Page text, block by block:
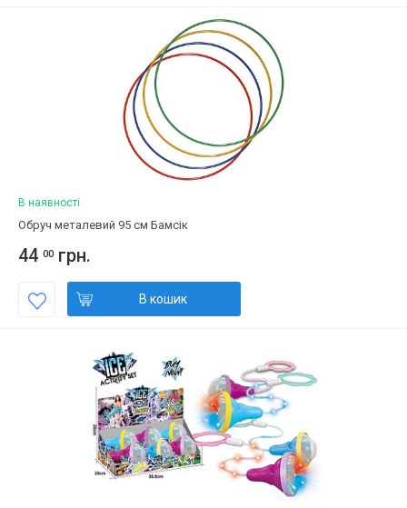
В наявності
Обруч металевий 95 см Бамсік
44 00 грн.
В кошик